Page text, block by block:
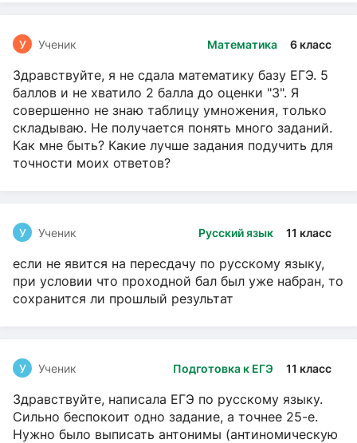
Математика 6 класс
У Ученик
Здравствуйте, я не сдала математику базу ЕГЭ. 5
баллов и не хватило 2 балла до оценки "3". Я
совершенно не знаю таблицу умножения, только
складываю. Не получается понять много заданий.
Как мне быть? Какие лучше задания подучить для
точности моих ответов?
Русский язык 11 класс
У Ученик
если не явится на пересдачу по русскому языку,
при условии что проходной бал был уже набран, то
сохранится ли прошлый результат
Подготовка к ЕГЭ 11 класс
У Ученик
Здравствуйте, написала ЕГЭ по русскому языку.
Сильно беспокоит одно задание, а точнее 25-е.
Нужно было выписать антонимы (антиномическую